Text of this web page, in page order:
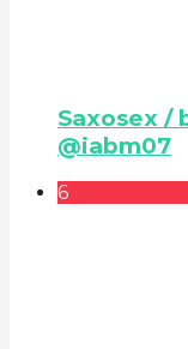
Saxosex /
@iabm07
6